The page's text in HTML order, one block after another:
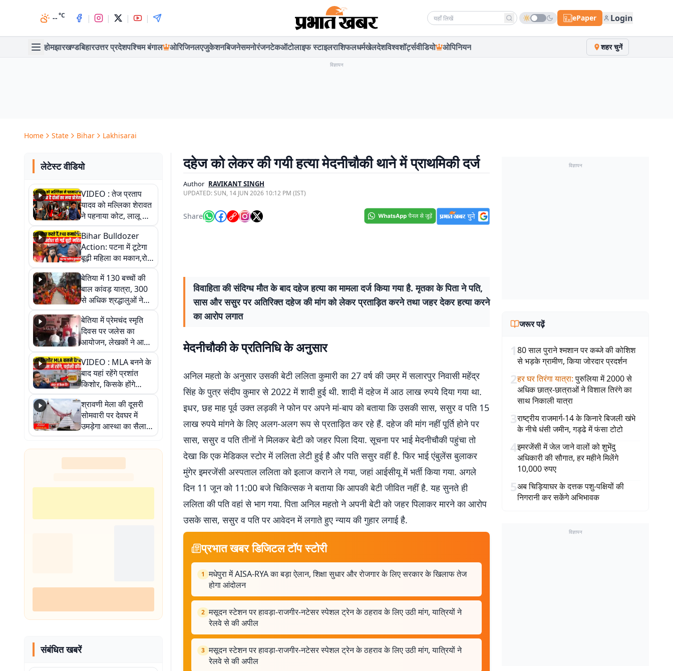
--°C | | | | Search news ePaper Login
होमझारखण्डबिहारउत्तर प्रदेशपश्चिम बंगाल ओरिजिनलएजुकेशनबिजनेसमनोरंजनटेकऑटोलाइफ स्टाइलराशिफलधर्मखेलदेशविश्वशॉर्ट्सवीडियो ओपिनियन शहर चुनें
विज्ञापन
Home State Bihar Lakhisarai
लेटेस्ट वीडियो
VIDEO : तेज प्रताप
यादव को मल्लिका शेरावत
ने पहनाया कोट, लालू के
लाल ने क्यों कहा दिल
थाम कर बैठिए, वीडियो में
जानें पूरा सच
Bihar Bulldozer
Action: पटना में टूटेगा
बूढ़ी महिला का मकान,रोते
रोते हुई बेहोश; वीडियो में
देखिए पूरा मामला
बेतिया में 130 बच्चों की
बाल कांवड़ यात्रा, 300
से अधिक श्रद्धालुओं ने
लिया हिस्सा
बेतिया में प्रेमचंद स्मृति
दिवस पर जलेस का
आयोजन, लेखकों ने आम
जनता को जागरूक करने
का लिया संकल्प
VIDEO : MLA बनने के
बाद यहां रहेंगे प्रशांत
किशोर, किसके होंगे
पड़ोसी? वीडियो में देखिए
कैसा है पीके का नया
ठिकाना
श्रावणी मेला की दूसरी
सोमवारी पर देवघर में
उमड़ेगा आस्था का सैलाब,
तीन लाख से अधिक
श्रद्धालुओं के पहुंचने का
अनुमान
संबंधित खबरें
दहेज को लेकर की गयी हत्या मेदनीचौकी थाने में प्राथमिकी दर्ज
Author RAVIKANT SINGH
UPDATED:SUN, 14 JUN 2026 10:12 PM (IST)
Share
विवाहिता की संदिग्ध मौत के बाद दहेज हत्या का मामला दर्ज किया गया है. मृतका के पिता ने पति,
सास और ससुर पर अतिरिक्त दहेज की मांग को लेकर प्रताड़ित करने तथा जहर देकर हत्या करने
का आरोप लगात
मेदनीचौकी के प्रतिनिधि के अनुसार
अनिल महतो के अनुसार उसकी बेटी ललिता कुमारी का 27 वर्ष की उम्र में सलारपुर निवासी महेंद्र
सिंह के पुत्र संदीप कुमार से 2022 में शादी हुई थी. शादी में दहेज में आठ लाख रुपये दिया गया था.
इधर, छह माह पूर्व उक्त लड़की ने फोन पर अपने मां-बाप को बताया कि उसकी सास, ससुर व पति 15
लाख रुपये मांगने के लिए अलग-अलग रूप से प्रताड़ित कर रहे हैं. दहेज की मांग नहीं पूर्ति होने पर
सास, ससुर व पति तीनों ने मिलकर बेटी को जहर पिला दिया. सूचना पर भाई मेदनीचौकी पहुंचा तो
देखा कि एक मेडिकल स्टोर में ललिता लेटी हुई है और पति ससुर वहीं है. फिर भाई एंबुलेंस बुलाकर
मुंगेर इमरजेंसी अस्पताल ललिता को इलाज कराने ले गया, जहां आईसीयू में भर्ती किया गया. अगले
दिन 11 जून को 11:00 बजे चिकित्सक ने बताया कि आपकी बेटी जीवित नहीं है. यह सुनते ही
ललिता की पति वहां से भाग गया. पिता अनिल महतो ने अपनी बेटी को जहर पिलाकर मारने का आरोप
उसके सास, ससुर व पति पर आवेदन में लगाते हुए न्याय की गुहार लगाई है.
प्रभात खबर डिजिटल टॉप स्टोरी
1 मधेपुरा में AISA-RYA का बड़ा ऐलान, शिक्षा सुधार और रोजगार के लिए सरकार के खिलाफ तेज
होगा आंदोलन
2 मसूदन स्टेशन पर हावड़ा-राजगीर-नटेसर स्पेशल ट्रेन के ठहराव के लिए उठी मांग, यात्रियों ने
रेलवे से की अपील
3 मसूदन स्टेशन पर हावड़ा-राजगीर-नटेसर स्पेशल ट्रेन के ठहराव के लिए उठी मांग, यात्रियों ने
रेलवे से की अपील
विज्ञापन
जरूर पढ़ें
180 साल पुराने श्मशान पर कब्जे की कोशिश
से भड़के ग्रामीण, किया जोरदार प्रदर्शन
2हर घर तिरंगा यात्रा: पुरुलिया में 2000 से
अधिक छात्र-छात्राओं ने विशाल तिरंगे का
साथ निकाली यात्रा
3राष्ट्रीय राजमार्ग-14 के किनारे बिजली खंभे
के नीचे धंसी जमीन, गड्ढे में फंसा टोटो
4इमरजेंसी में जेल जाने वालों को शुभेंदु
अधिकारी की सौगात, हर महीने मिलेंगे
10,000 रुपए
5अब चिड़ियाघर के दत्तक पशु-पक्षियों की
निगरानी कर सकेंगे अभिभावक
विज्ञापन